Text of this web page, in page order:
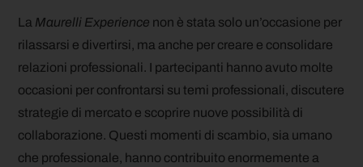
La Maurelli Experience non è stata solo un’occasione per
rilassarsi e divertirsi, ma anche per creare e consolidare
relazioni professionali. I partecipanti hanno avuto molte
occasioni per confrontarsi su temi professionali, discutere
strategie di mercato e scoprire nuove possibilità di
collaborazione. Questi momenti di scambio, sia umano
che professionale, hanno contribuito enormemente a